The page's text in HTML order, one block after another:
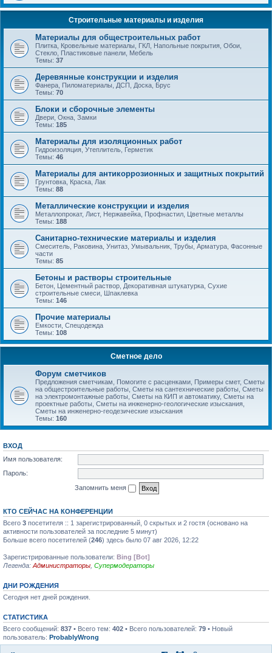
Строительные материалы и изделия
Материалы для общестроительных работ
Плитка, Кровельные материалы, ГКЛ, Напольные покрытия, Обои,
Стекло, Пластиковые панели, Мебель
Темы: 37
Деревянные конструкции и изделия
Фанера, Пиломатериалы, ДСП, Доска, Брус
Темы: 70
Блоки и сборочные элементы
Двери, Окна, Замки
Темы: 185
Материалы для изоляционных работ
Гидроизоляция, Утеплитель, Герметик
Темы: 46
Материалы для антикоррозионных и защитных покрытий
Грунтовка, Краска, Лак
Темы: 88
Металлические конструкции и изделия
Металлопрокат, Лист, Нержавейка, Профнастил, Цветные металлы
Темы: 188
Санитарно-технические материалы и изделия
Смеситель, Раковина, Унитаз, Умывальник, Трубы, Арматура, Фасонные
части
Темы: 85
Бетоны и растворы строительные
Бетон, Цементный раствор, Декоративная штукатурка, Сухие
строительные смеси, Шпаклевка
Темы: 146
Прочие материалы
Емкости, Спецодежда
Темы: 108
Сметное дело
Форум сметчиков
Предложения сметчикам, Помогите с расценками, Примеры смет, Сметы
на общестроительные работы, Сметы на сантехнические работы, Сметы
на электромонтажные работы, Сметы на КИП и автоматику, Сметы на
проектные работы, Сметы на инженерно-геологические изыскания,
Сметы на инженерно-геодезические изыскания
Темы: 160
ВХОД
Имя пользователя:
Пароль:
Запомнить меня
КТО СЕЙЧАС НА КОНФЕРЕНЦИИ
Всего 3 посетителя :: 1 зарегистрированный, 0 скрытых и 2 гостя (основано на
активности пользователей за последние 5 минут)
Больше всего посетителей (246) здесь было 07 авг 2026, 12:22
Зарегистрированные пользователи: Bing [Bot]
Легенда: Администраторы Супермодераторы
ДНИ РОЖДЕНИЯ
Сегодня нет дней рождения.
СТАТИСТИКА
Всего сообщений: 837 • Всего тем: 402 • Всего пользователей: 79 • Новый
пользователь: ProbablyWrong